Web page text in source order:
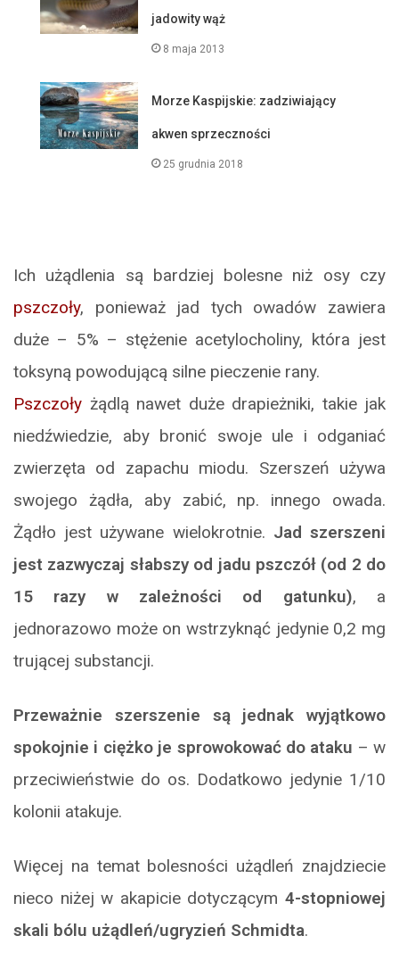
jadowity wąż
8 maja 2013
Morze Kaspijskie: zadziwiający
akwen sprzeczności
25 grudnia 2018
Ich użądlenia są bardziej bolesne niż osy czy
pszczoły, ponieważ jad tych owadów zawiera
duże – 5% – stężenie acetylocholiny, która jest
toksyną powodującą silne pieczenie rany.
Pszczoły żądlą nawet duże drapieżniki, takie jak
niedźwiedzie, aby bronić swoje ule i odganiać
zwierzęta od zapachu miodu. Szerszeń używa
swojego żądła, aby zabić, np. innego owada.
Żądło jest używane wielokrotnie. Jad szerszeni
jest zazwyczaj słabszy od jadu pszczół (od 2 do
15 razy w zależności od gatunku), a
jednorazowo może on wstrzyknąć jedynie 0,2 mg
trującej substancji.
Przeważnie szerszenie są jednak wyjątkowo
spokojnie i ciężko je sprowokować do ataku – w
przeciwieństwie do os. Dodatkowo jedynie 1/10
kolonii atakuje.
Więcej na temat bolesności użądleń znajdziecie
nieco niżej w akapicie dotyczącym 4-stopniowej
skali bólu użądleń/ugryzień Schmidta.